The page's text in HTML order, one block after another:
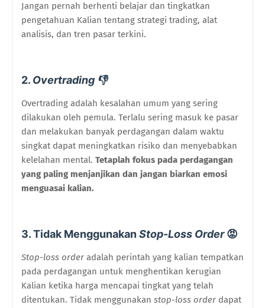
Jangan pernah berhenti belajar dan tingkatkan
pengetahuan Kalian tentang strategi trading, alat
analisis, dan tren pasar terkini.
2. Overtrading 👎
Overtrading adalah kesalahan umum yang sering
dilakukan oleh pemula. Terlalu sering masuk ke pasar
dan melakukan banyak perdagangan dalam waktu
singkat dapat meningkatkan risiko dan menyebabkan
kelelahan mental. Tetaplah fokus pada perdagangan
yang paling menjanjikan dan jangan biarkan emosi
menguasai kalian.
3. Tidak MenggunakanStop-Loss Order😡
Stop-loss order adalah perintah yang kalian tempatkan
pada perdagangan untuk menghentikan kerugian
Kalian ketika harga mencapai tingkat yang telah
ditentukan. Tidak menggunakan stop-loss order dapat